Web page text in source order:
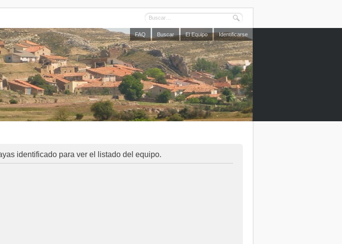
FAQ Buscar El Equipo Identificarse
identificado para ver el listado del equipo.